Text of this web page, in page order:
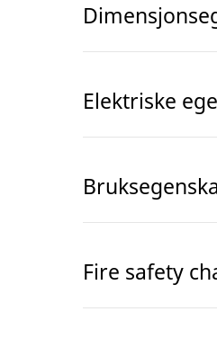
Elektriske
Fire safety